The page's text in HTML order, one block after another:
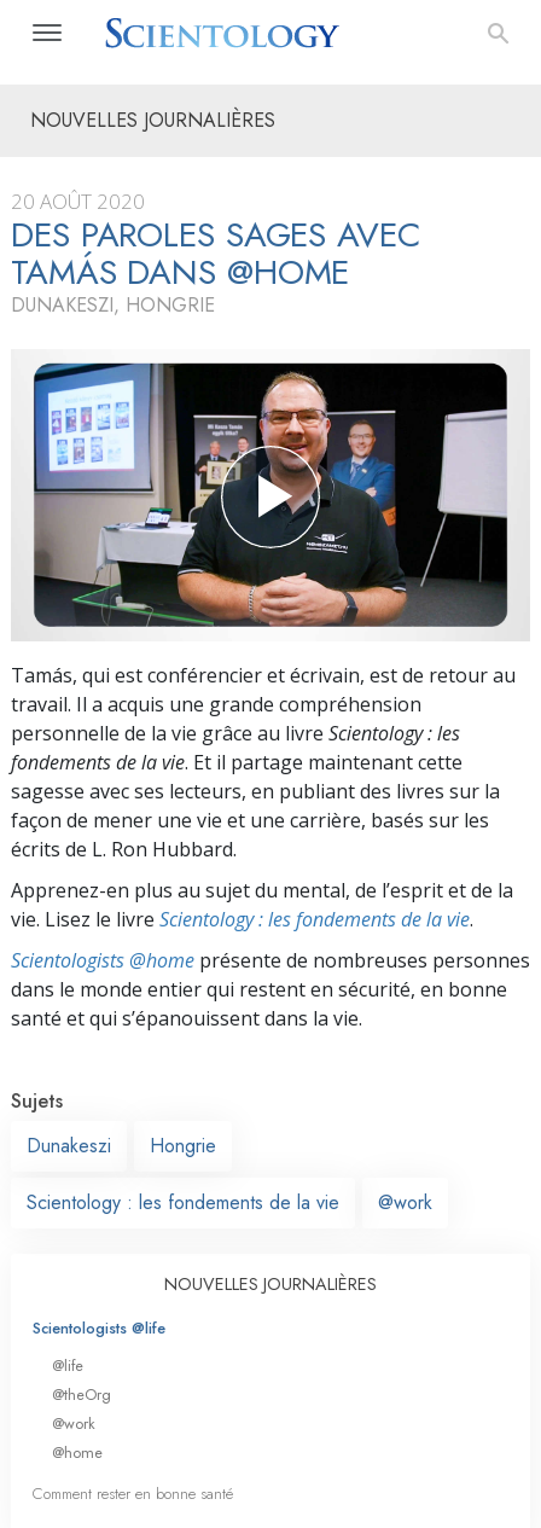
NOUVELLES JOURNALIÈRES
20 AOÛT 2020
DES PAROLES SAGES AVEC
TAMÁS DANS @HOME
DUNAKESZI, HONGRIE
Tamás, qui est conférencier et écrivain, est de retour au
travail. Il a acquis une grande compréhension
personnelle de la vie grâce au livre Scientology : les
fondements de la vie. Et il partage maintenant cette
sagesse avec ses lecteurs, en publiant des livres sur la
façon de mener une vie et une carrière, basés sur les
écrits de L. Ron Hubbard.
Apprenez-en plus au sujet du mental, de l’esprit et de la
vie. Lisez le livre Scientology : les fondements de la vie.
Scientologists @home présente de nombreuses personnes
dans le monde entier qui restent en sécurité, en bonne
santé et qui s’épanouissent dans la vie.
Sujets
Dunakeszi
Hongrie
Scientology : les fondements de la vie @work
NOUVELLES JOURNALIÈRES
Scientologists @life
@life
@theOrg
@work
@home
Comment rester en bonne santé